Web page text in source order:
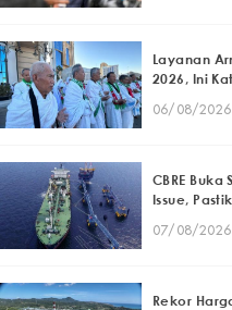
Layanan
2026, Ini
06/08/2026
CBRE Buka
Issue,
07/08/2026
Rekor